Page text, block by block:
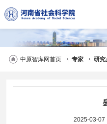
中原智库网首页 专家 研究
2025-03-07